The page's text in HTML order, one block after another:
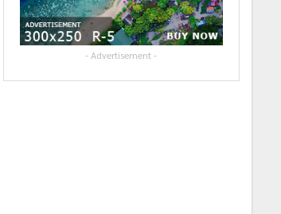
- Advertisement -